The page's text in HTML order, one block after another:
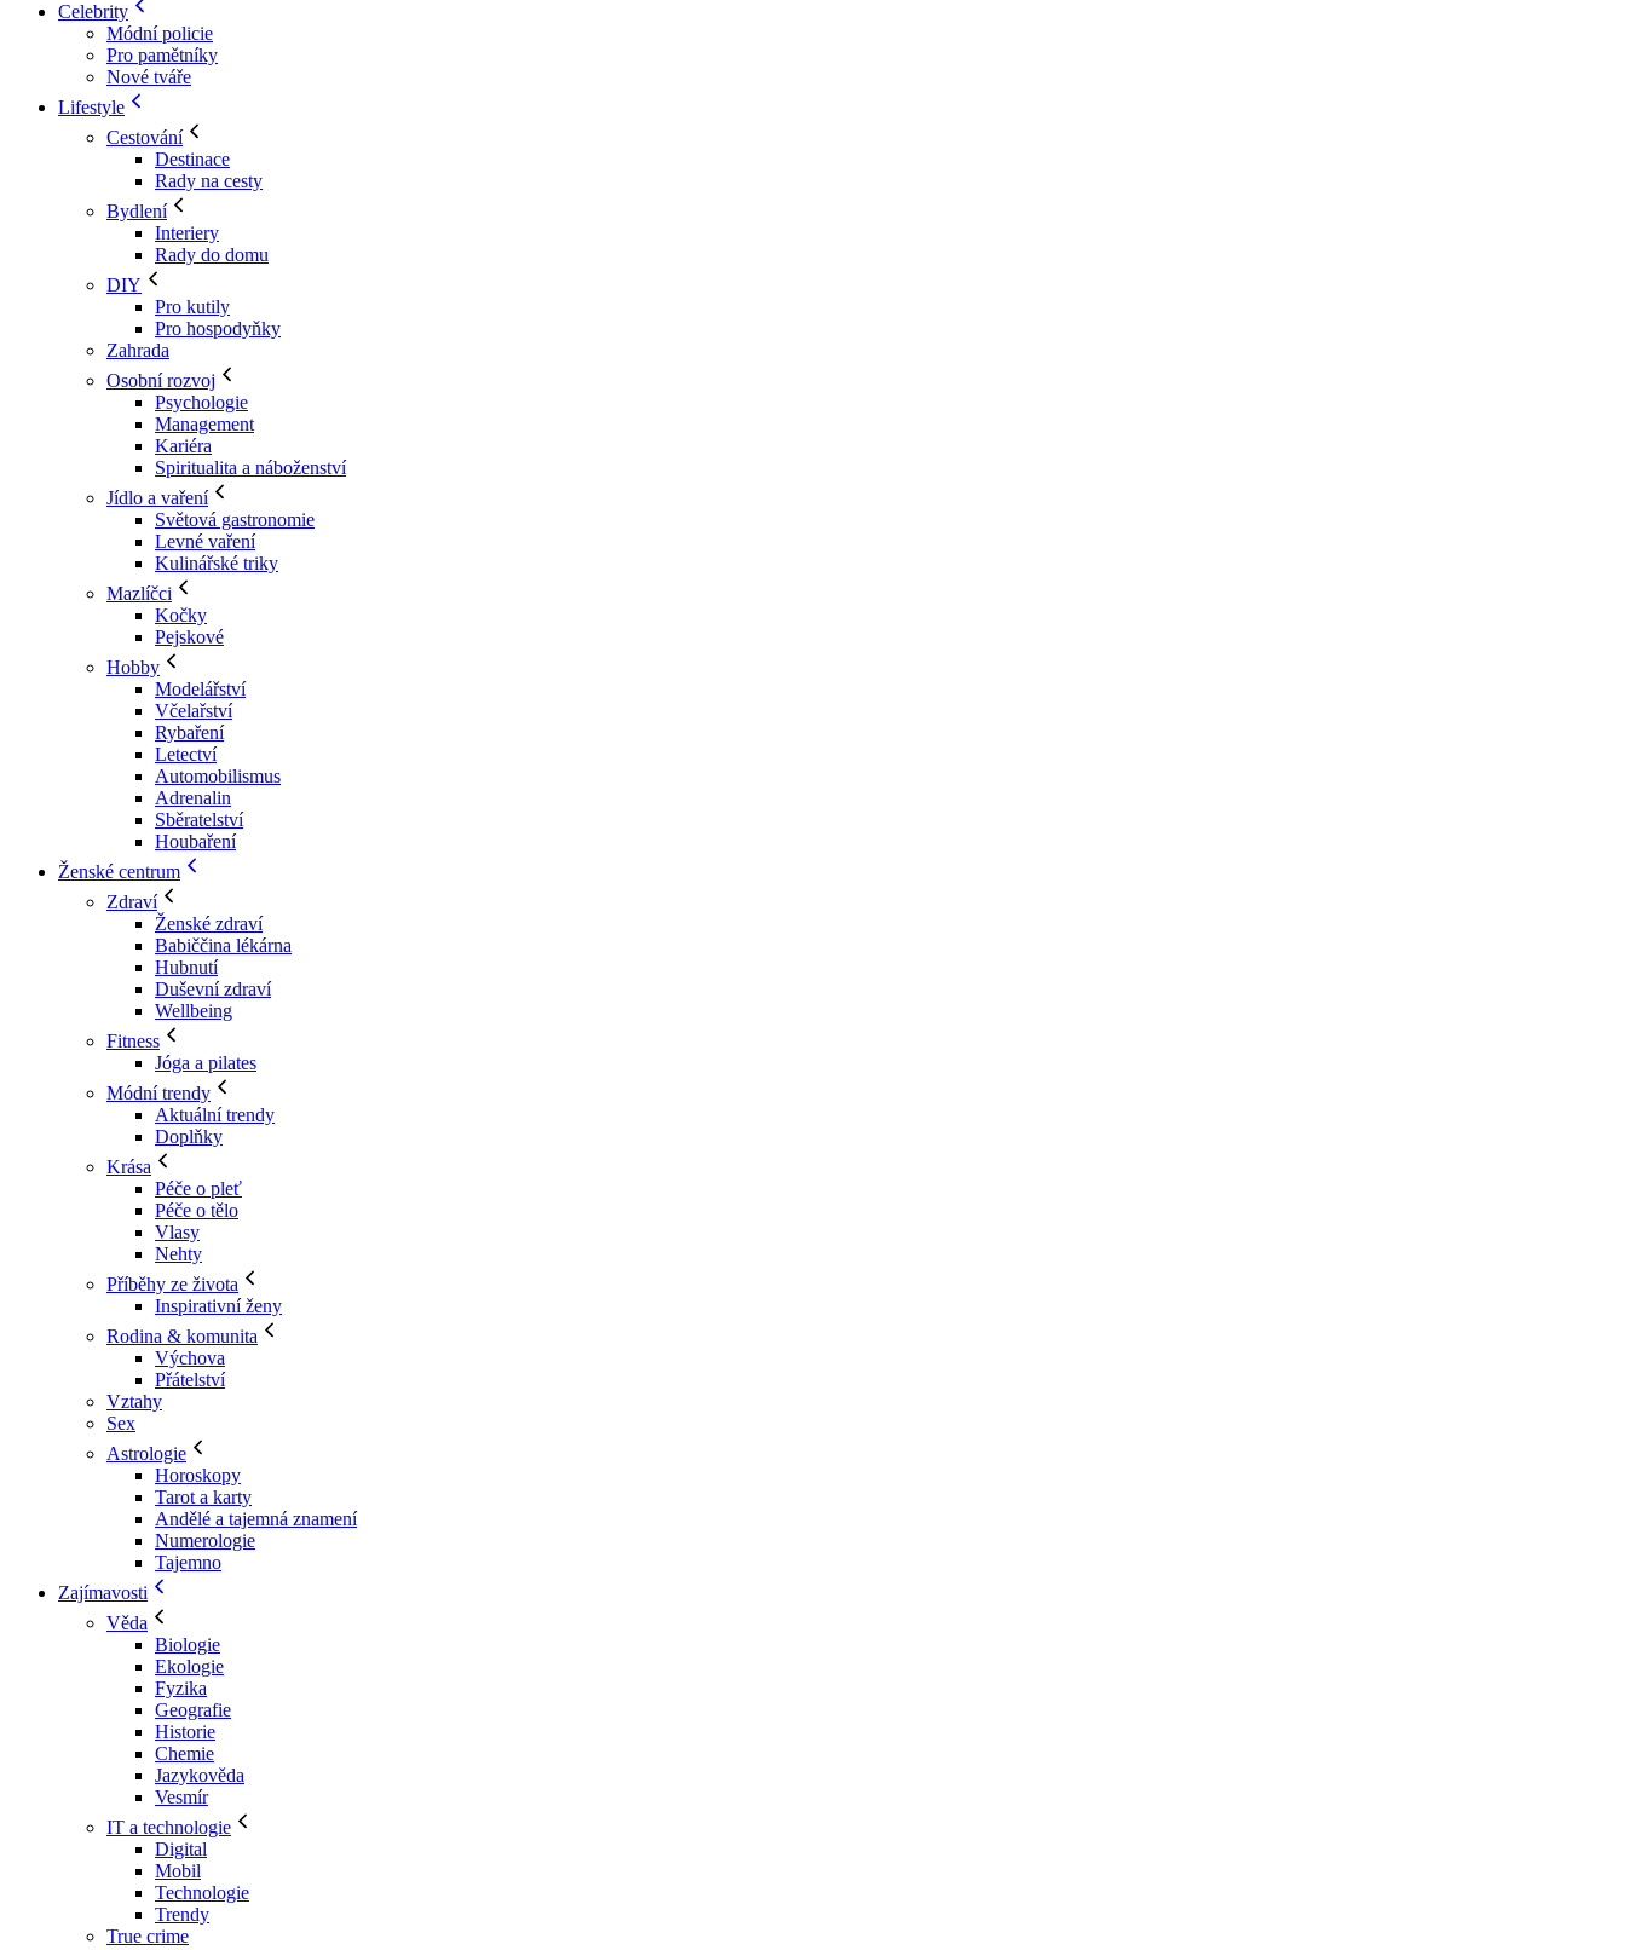
Celebrity
Módní policie
Pro pamětníky
Nové tváře
Lifestyle
Cestování
Destinace
Rady na cesty
Bydlení
Interiery
Rady do domu
DIY
Pro kutily
Pro hospodyňky
Zahrada
Osobní rozvoj
Psychologie
Management
Kariéra
Spiritualita a náboženství
Jídlo a vaření
Světová gastronomie
Levné vaření
Kulinářské triky
Mazlíčci
Kočky
Pejskové
Hobby
Modelářství
Včelařství
Rybaření
Letectví
Automobilismus
Adrenalin
Sběratelství
Houbaření
Ženské centrum
Zdraví
Ženské zdraví
Babiččina lékárna
Hubnutí
Duševní zdraví
Wellbeing
Fitness
Jóga a pilates
Módní trendy
Aktuální trendy
Doplňky
Krása
Péče o pleť
Péče o tělo
Vlasy
Nehty
Příběhy ze života
Inspirativní ženy
Rodina & komunita
Výchova
Přátelství
Vztahy
Sex
Astrologie
Horoskopy
Tarot a karty
Andělé a tajemná znamení
Numerologie
Tajemno
Zajímavosti
Věda
Biologie
Ekologie
Fyzika
Geografie
Historie
Chemie
Jazykověda
Vesmír
IT a technologie
Digital
Mobil
Technologie
Trendy
True crime